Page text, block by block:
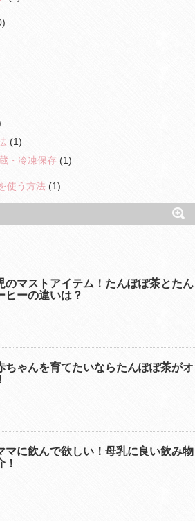
(1)
・冷凍保存 (1)
使う方法 (1)
のマストアイテム！たんぽぽ茶とたん
ヒーの違いは？
ちゃんを育てたいならたんぽぽ茶がオ
マに飲んで欲しい！母乳に良い飲み物
！